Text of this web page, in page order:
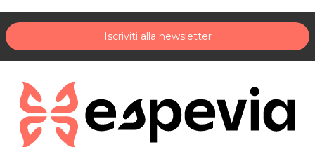
Iscriviti alla newsletter